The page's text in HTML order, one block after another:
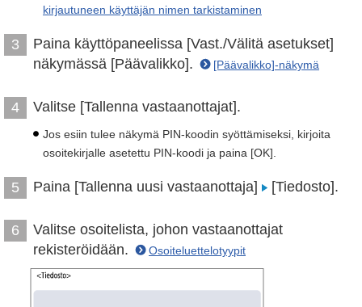
kirjautuneen käyttäjän nimen tarkistaminen
3
Paina käyttöpaneelissa [Vast./Välitä asetukset]
näkymässä [Päävalikko].
[Päävalikko]-näkymä
4 Valitse [Tallenna vastaanottajat].
Jos esiin tulee näkymä PIN-koodin syöttämiseksi, kirjoita
osoitekirjalle asetettu PIN-koodi ja paina [OK].
5 Paina [Tallenna uusi vastaanottaja] [Tiedosto].
6
Valitse osoitelista, johon vastaanottajat
rekisteröidään.
Osoiteluettelotyypit